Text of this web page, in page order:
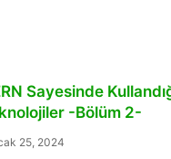
Sayesinde
-Bölüm 2-
25, 2024